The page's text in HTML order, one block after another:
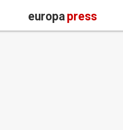
europapress